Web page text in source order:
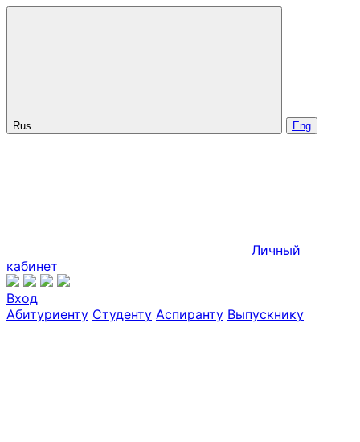
Rus Eng
Личный
кабинет
Вход
Абитуриенту Студенту Аспиранту Выпускнику